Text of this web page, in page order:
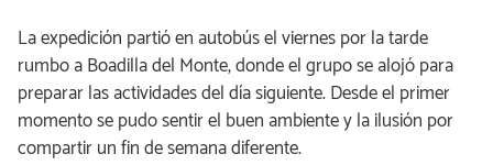
La expedición partió en autobús el viernes por la tarde
rumbo a Boadilla del Monte, donde el grupo se alojó para
preparar las actividades del día siguiente. Desde el primer
momento se pudo sentir el buen ambiente y la ilusión por
compartir un fin de semana diferente.